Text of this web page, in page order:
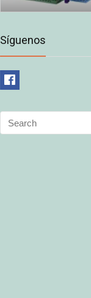
Síguenos